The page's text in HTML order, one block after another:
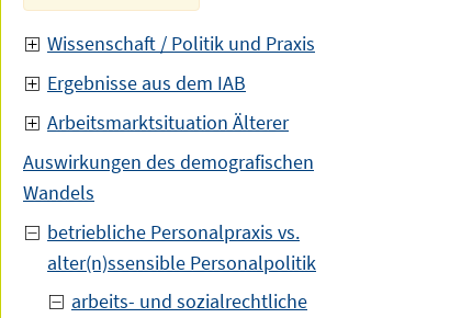
Wissenschaft / Politik und Praxis
Ergebnisse aus dem IAB
Arbeitsmarktsituation Älterer
Auswirkungen des demografischen
Wandels
betriebliche Personalpraxis vs.
alter(n)ssensible Personalpolitik
arbeits- und sozialrechtliche